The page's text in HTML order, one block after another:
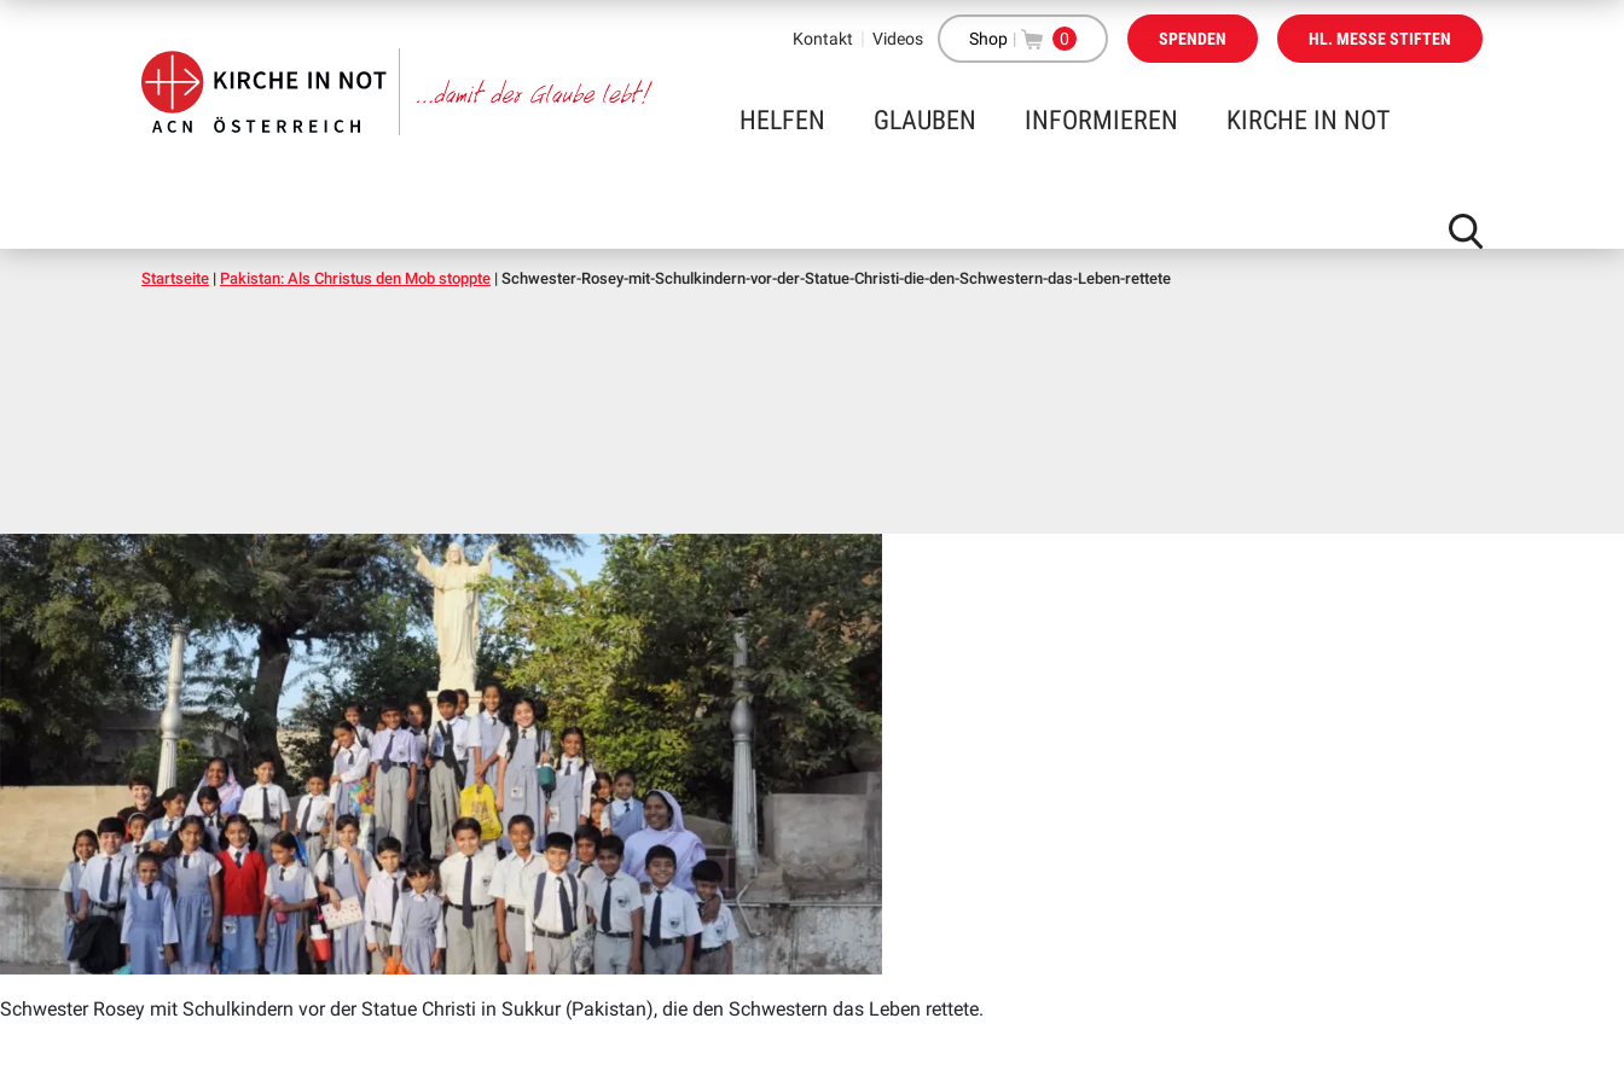
Kontakt Videos Shop | 0 SPENDEN HL. MESSE STIFTEN
HELFEN GLAUBEN INFORMIEREN KIRCHE IN NOT
Startseite | Pakistan: Als Christus den Mob stoppte | Schwester-Rosey-mit-Schulkindern-vor-der-Statue-Christi-die-den-Schwestern-das-Leben-rettete
Schwester Rosey mit Schulkindern vor der Statue Christi in Sukkur (Pakistan), die den Schwestern das Leben rettete.